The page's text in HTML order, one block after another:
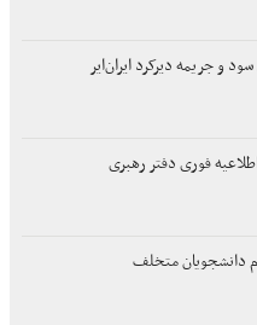
فوری دفتر رهبری
دانشجویان متخلف